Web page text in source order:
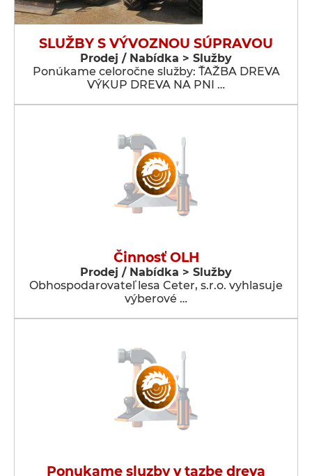
SLUŽBY S VÝVOZNOU SÚPRAVOU
Prodej / Nabídka > Služby
Ponúkame celoročne služby: ŤAŽBA DREVA
VÝKUP DREVA NA PNI …
Činnosť OLH
Prodej / Nabídka > Služby
Obhospodarovateľ lesa Ceter, s.r.o. vyhlasuje
výberové …
Ponukame sluzby v tazbe dreva